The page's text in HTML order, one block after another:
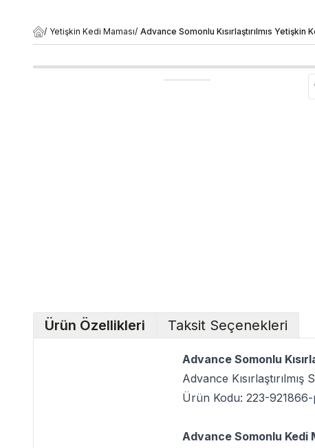
/ Yetişkin Kedi Maması/ Advance Somonlu Kısırlaştırılmıs Yetişkin
Ürün Özellikleri Taksit Seçenekleri
Advance Somonlu
Advance
Ürün Kodu: 223-
Advance Somonlu Kedi